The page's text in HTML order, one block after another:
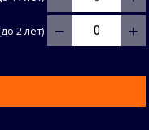
2 лет) − +